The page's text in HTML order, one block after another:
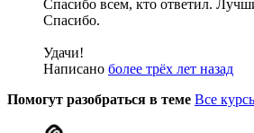
Спасибо всем, кто ответил.
Спасибо.
Удачи!
Написано более трёх лет назад
Помогут разобраться в теме Все